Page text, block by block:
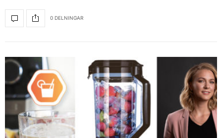
0 DELNINGAR